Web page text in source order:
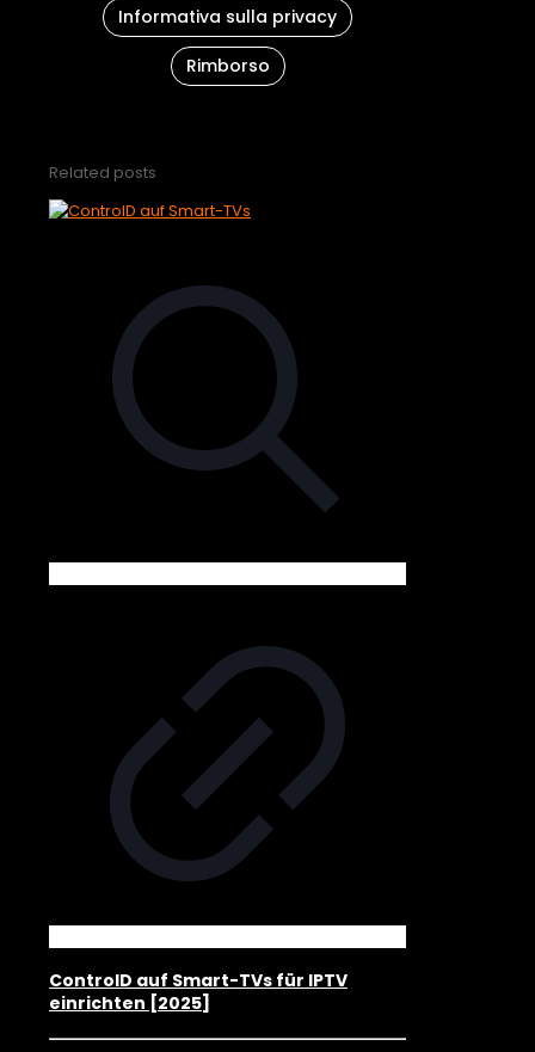
Informativa sulla privacy
Rimborso
Related posts
ControlD auf Smart-TVs für IPTV
einrichten [2025]